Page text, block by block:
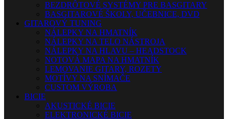
BEZDRÔTOVÉ SYSTÉMY PRE BASGITARY
BASGITAROVÉ ŠKOLY, UČEBNICE, DVD
GITAROVÝ TUNING
NÁLEPKY NA HMATNÍK
NÁLEPKY NA TELO NÁSTROJA
NÁLEPKY NA HLAVU – HEADSTOCK
NOTOVÁ MAPA NA HMATNÍK
LEMOVANIE GITARY, ROZETY
MOTÍVY NA SNÍMAČE
CUSTOM VÝROBA
BICIE
AKUSTICKÉ BICIE
ELEKTRONICKÉ BICIE